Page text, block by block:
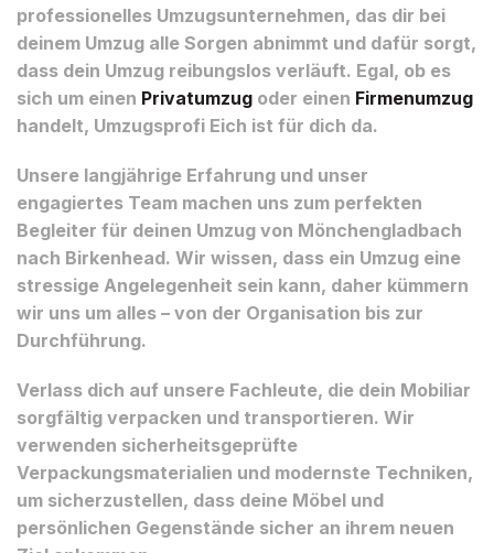
professionelles Umzugsunternehmen, das dir bei
deinem Umzug alle Sorgen abnimmt und dafür sorgt,
dass dein Umzug reibungslos verläuft. Egal, ob es
sich um einen Privatumzug oder einen Firmenumzug
handelt, Umzugsprofi Eich ist für dich da.
Unsere langjährige Erfahrung und unser
engagiertes Team machen uns zum perfekten
Begleiter für deinen Umzug von Mönchengladbach
nach Birkenhead. Wir wissen, dass ein Umzug eine
stressige Angelegenheit sein kann, daher kümmern
wir uns um alles – von der Organisation bis zur
Durchführung.
Verlass dich auf unsere Fachleute, die dein Mobiliar
sorgfältig verpacken und transportieren. Wir
verwenden sicherheitsgeprüfte
Verpackungsmaterialien und modernste Techniken,
um sicherzustellen, dass deine Möbel und
persönlichen Gegenstände sicher an ihrem neuen